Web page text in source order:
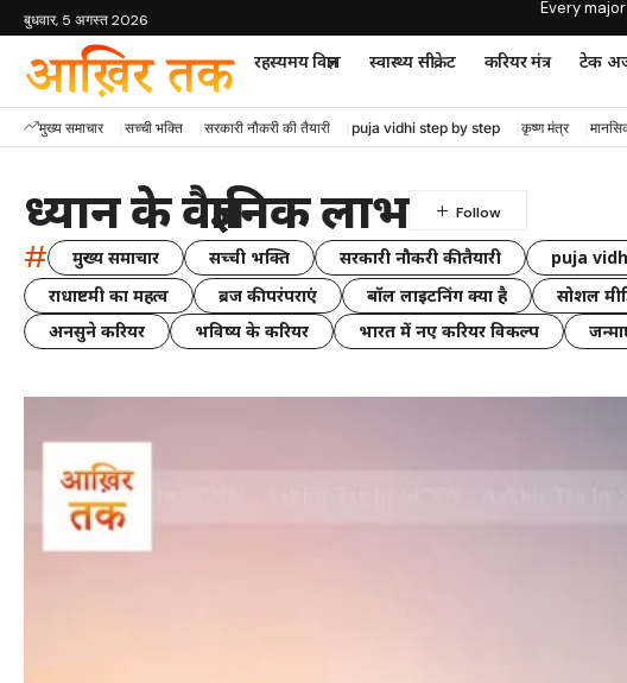
बुधवार, 5 अगस्त 2026
Every
रहस्यमय विज्ञान स्वास्थ्य सीक्रेट करियर मंत्र टेक
मुख्य समाचार सच्ची भक्ति सरकारी नौकरी की तैयारी puja vidhi step by step कृष्ण मंत्र
ध्यान के वैज्ञानिक लाभ
# मुख्य समाचार सच्ची भक्ति सरकारी नौकरी की तैयारी puja
राधाष्टमी का महत्व
ब्रज की परंपराएं बॉल लाइटनिंग क्या है सोशल
अनसुने करियर
भविष्य के करियर भारत में नए करियर विकल्प